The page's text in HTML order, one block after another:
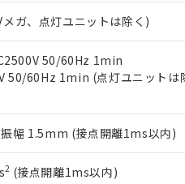
ガ、点灯ユニットは除く)
50/60Hz 1min
50/60Hz 1min (点灯ユニットは
幅 1.5mm (接点開離1ms以内)
2 (接点開離1ms以内)
への在庫切替を完了している
。